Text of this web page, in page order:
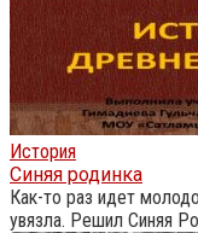
История
Синяя родинка
Как-то раз идет
увязла. Решил Синяя